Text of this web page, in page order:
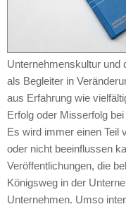
Unternehmenskultur und
als Begleiter in
aus Erfahrung wie
Erfolg oder Misserfolg
Es wird immer einen Teil
oder nicht beeinflussen
Veröffentlichungen, die
Königsweg in der
Unternehmen. Umso